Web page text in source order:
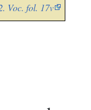
Voc. fol. 17v